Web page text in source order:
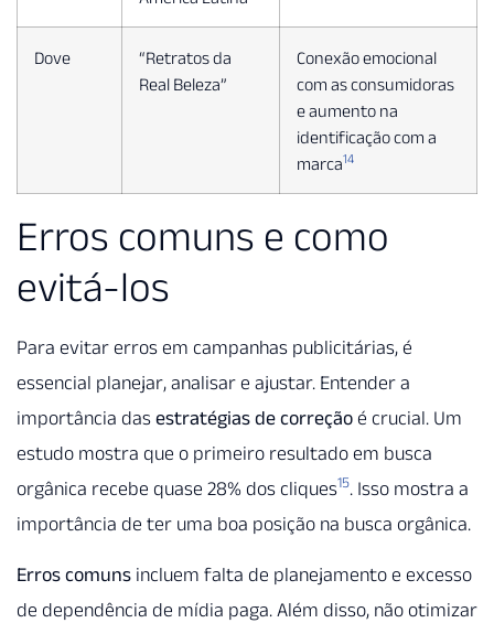
Dove
“Retratos da
Real Beleza”
Conexão emocional
com as consumidoras
e aumento na
identificação com a
marca14
Erros comuns e como
evitá-los
Para evitar erros em campanhas publicitárias, é
essencial planejar, analisar e ajustar. Entender a
importância das estratégias de correção é crucial. Um
estudo mostra que o primeiro resultado em busca
orgânica recebe quase 28% dos cliques15. Isso mostra a
importância de ter uma boa posição na busca orgânica.
Erros comuns incluem falta de planejamento e excesso
de dependência de mídia paga. Além disso, não otimizar